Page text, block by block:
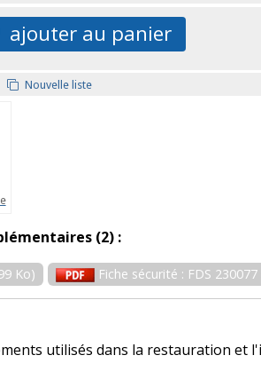
au panier
Nouvelle liste
(2) :
Ko) Fiche sécurité : FDS 230077
utilisés dans la restauration et